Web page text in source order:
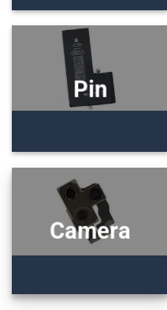
Pin
Camera